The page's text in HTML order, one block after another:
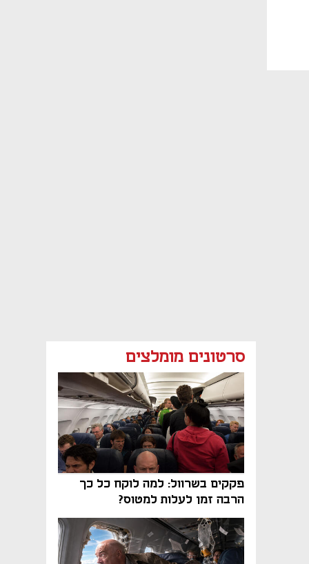
סרטונים מומלצים
פקקים בשרוול: למה לוקח כל כך
הרבה זמן לעלות למטוס?